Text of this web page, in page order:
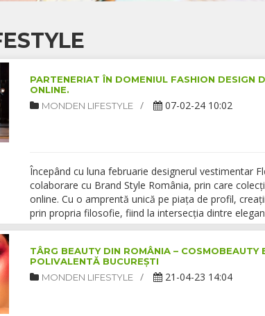
PARTENERIAT ÎN DOMENIUL FASHION DESIGN
ONLINE.
MONDEN LIFESTYLE
07-02-24 10:02
Începând cu luna februarie designerul vestimentar
colaborare cu Brand Style România, prin care
online. Cu o amprentă unică pe piața de profil,
prin propria filosofie, fiind la intersecția dintre
TÂRG BEAUTY DIN ROMÂNIA – COSMOBEAUTY
POLIVALENTĂ BUCUREȘTI
MONDEN LIFESTYLE
21-04-23 14:04